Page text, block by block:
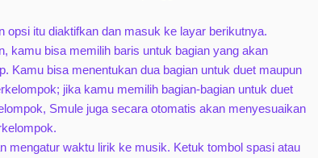
itu diaktifkan dan masuk ke layar berikutnya.
kamu bisa memilih baris untuk bagian yang akan
Kamu bisa menentukan dua bagian untuk duet maupun
jika kamu memilih bagian-bagian untuk duet
Smule juga secara otomatis akan menyesuaikan
mengatur waktu lirik ke musik. Ketuk tombol spasi atau